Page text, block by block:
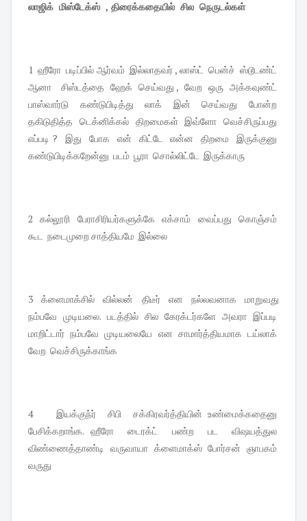
லாஜிக் மிஸ்டேக்ஸ் , திரைக்கதையில் சில நெருடல்கள்
1 ஹீரோ படிப்பில் ஆர்வம் இல்லாதவர் , லாஸ்ட் பென்ச் ஸ்டூடண்ட்
ஆனா சிஸ்டத்தை ஹேக் செய்வது , வேற ஒரு அக்கவுண்ட்
பாஸ்வார்டு கண்டுபிடித்து லாக் இன் செய்வது போன்ற
தகிடுதித்த டெக்னிக்கல் திறமைகள் இவ்ளோ வெச்சிருப்பது
எப்படி ? இது போக என் கிட்டே என்ன திறமை இருக்குனு
கண்டுபிடிக்கறேன்னு படம் பூரா சொல்லிட்டே இருக்காரு
2 கல்லூரி பேராசிரியர்களுக்கே எக்சாம் வைப்பது கொஞ்சம்
கூட நடைமுறை சாத்தியமே இல்லை
3 க்ளைமாக்சில் வில்லன் திடீர் என நல்லவனாக மாறுவது
நம்பவே முடியலை. படத்தில் சில கேரக்டர்களே அவரா இப்படி
மாறிட்டார் நம்பவே முடியலையே என சாமார்த்தியமாக டய்லாக்
வேற வெச்சிருக்காங்க
4 இயக்குந்ர் சிபி சக்கிரவர்த்தியின் உண்மைக்கதைனு
பேசிக்கறாங்க. ஹீரோ டைரக்ட் பண்ற பட விஷயத்துல
விண்ணைத்தாண்டி வருவாயா க்ளைமாக்ஸ் போர்சன் ஞாபகம்
வருது